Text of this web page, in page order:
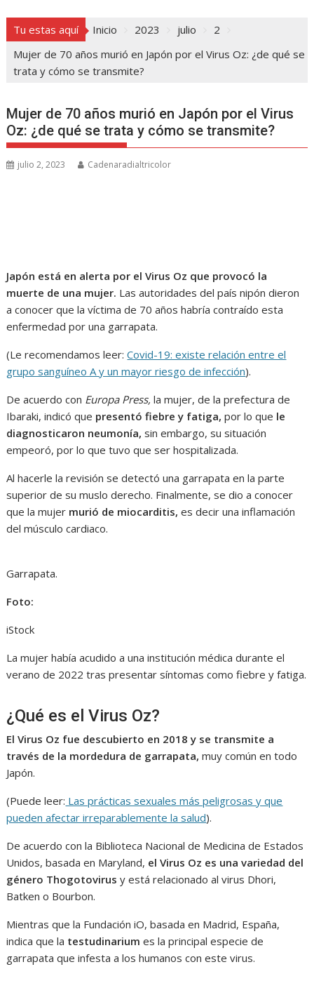
Tu estas aquí Inicio 2023 julio
2
Mujer de 70 años murió en Japón por el Virus Oz: ¿de qué se
trata y cómo se transmite?
Mujer de 70 años murió en Japón por el Virus
Oz: ¿de qué se trata y cómo se transmite?
julio 2, 2023 Cadenaradialtricolor
Japón está en alerta por el Virus Oz que provocó la
muerte de una mujer. Las autoridades del país nipón dieron
a conocer que la víctima de 70 años habría contraído esta
enfermedad por una garrapata.
(Le recomendamos leer:Covid-19: existe relación entre el
grupo sanguíneo A y un mayor riesgo de infección).
De acuerdo con Europa Press,la mujer, de la prefectura de
Ibaraki, indicó que presentó fiebre y fatiga,por lo que le
diagnosticaron neumonía, sin embargo, su situación
empeoró, por lo que tuvo que ser hospitalizada.
Al hacerle la revisión se detectó una garrapata en la parte
superior de su muslo derecho. Finalmente, se dio a conocer
que la mujer murió de miocarditis,es decir una inflamación
del músculo cardiaco.
Garrapata.
Foto:
iStock
La mujer había acudido a una institución médica durante el
verano de 2022 tras presentar síntomas como fiebre y fatiga.
¿Qué es el Virus Oz?
El Virus Oz fue descubierto en 2018 y se transmite a
través de la mordedura de garrapata, muy común en todo
Japón.
(Puede leer: Las prácticas sexuales más peligrosas y que
pueden afectar irreparablemente la salud).
De acuerdo con la Biblioteca Nacional de Medicina de Estados
Unidos, basada en Maryland, el Virus Oz es una variedad del
género Thogotovirus y está relacionado al virus Dhori,
Batken o Bourbon.
Mientras que la Fundación iO, basada en Madrid, España,
indica que la testudinarium es la principal especie de
garrapata que infesta a los humanos con este virus.